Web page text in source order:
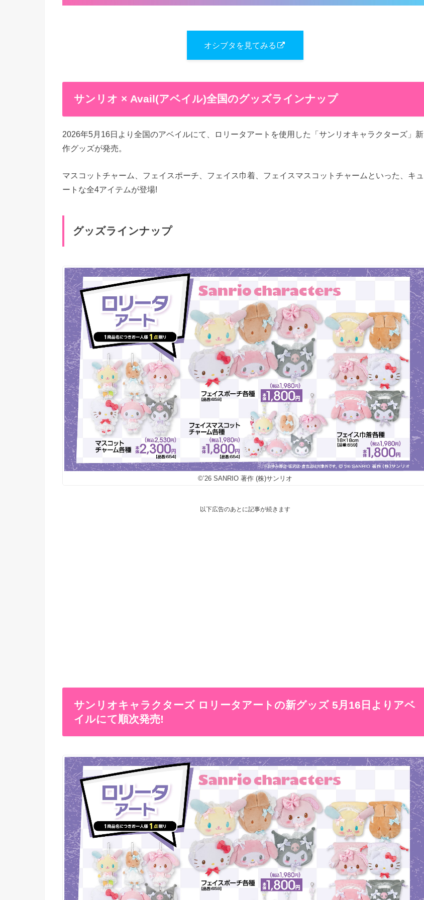
オシブタを見てみる
サンリオ × Avail(アベイル)全国のグッズラインナップ
2026年5月16日より全国のアベイルにて、ロリータアートを使用した「サンリオキャラクターズ」新
作グッズが発売。
マスコットチャーム、フェイスポーチ、フェイス巾着、フェイスマスコットチャームといった、キュ
ートな全4アイテムが登場!
グッズラインナップ
©’26 SANRIO 著作 (株)サンリオ
以下広告のあとに記事が続きます
サンリオキャラクターズ ロリータアートの新グッズ 5月16日よりアベ
イルにて順次発売!